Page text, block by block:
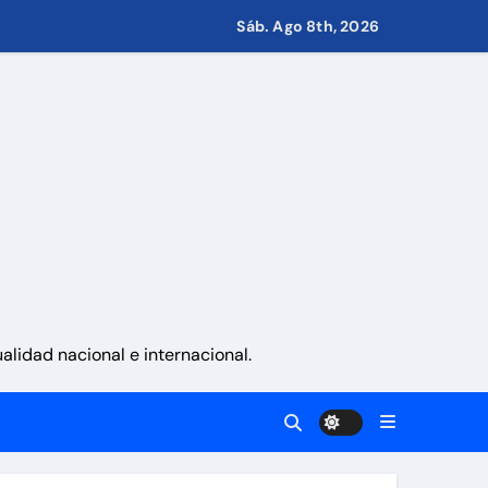
Condominio
propuestas desde las comunidades
a las familias de Venezuela
Sáb. Ago 8th, 2026
nacional e internacional.